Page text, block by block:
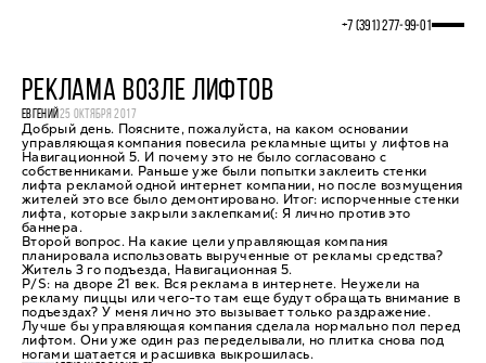
+7 (391) 277‒99‒01
РЕКЛАМА ВОЗЛЕ ЛИФТОВ
ЕВГЕНИЙ25 ОКТЯБРЯ 2017
Добрый день. Поясните, пожалуйста, на каком основании
управляющая компания повесила рекламные щиты у лифтов на
Навигационной 5. И почему это не было согласовано с
собственниками. Раньше уже были попытки заклеить стенки
лифта рекламой одной интернет компании, но после возмущения
жителей это все было демонтировано. Итог: испорченные стенки
лифта, которые закрыли заклепками(: Я лично против это
баннера.
Второй вопрос. На какие цели управляющая компания
планировала использовать вырученные от рекламы средства?
Житель 3 го подъезда, Навигационная 5.
P/S: на дворе 21 век. Вся реклама в интернете. Неужели на
рекламу пиццы или чего-то там еще будут обращать внимание в
подъездах? У меня лично это вызывает только раздражение.
Лучше бы управляющая компания сделала нормально пол перед
лифтом. Они уже один раз переделывали, но плитка снова под
ногами шатается и расшивка выкрошилась.